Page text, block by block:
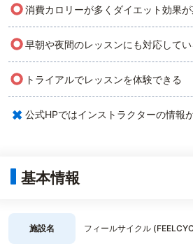
○消費カロリーが多くダイエット効果
○早朝や夜間のレッスンにも対応してい
○ トライアルでレッスンを体験できる
× 公式HPではインストラクターの情報
基本情報
施設名 フィールサイクル